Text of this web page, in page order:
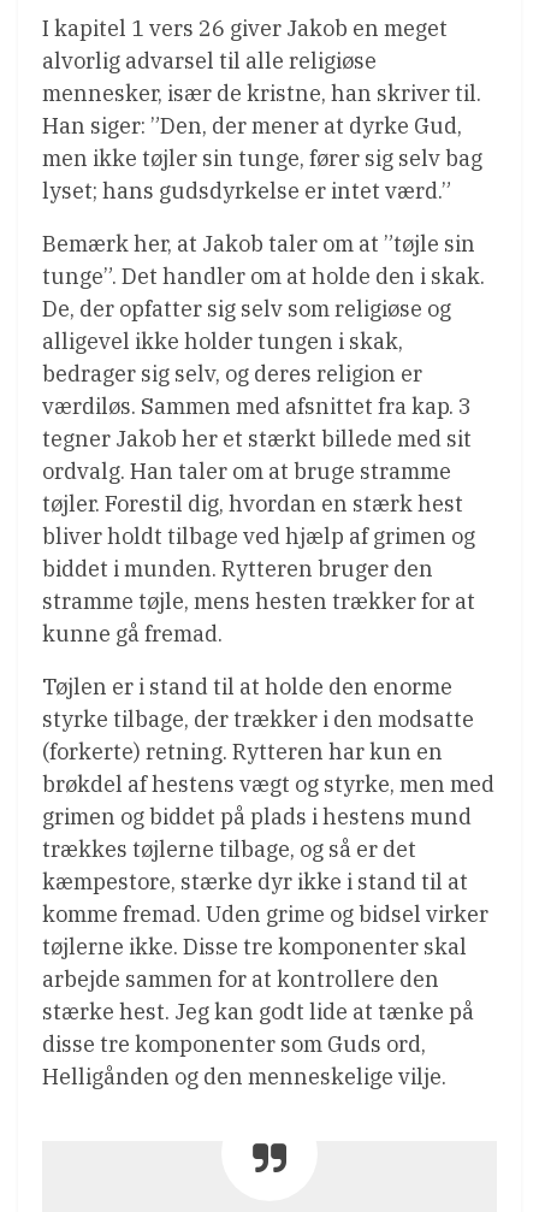
I kapitel 1 vers 26 giver Jakob en meget
alvorlig advarsel til alle religiøse
mennesker, især de kristne, han skriver til.
Han siger: ”Den, der mener at dyrke Gud,
men ikke tøjler sin tunge, fører sig selv bag
lyset; hans gudsdyrkelse er intet værd.”
Bemærk her, at Jakob taler om at ”tøjle sin
tunge”. Det handler om at holde den i skak.
De, der opfatter sig selv som religiøse og
alligevel ikke holder tungen i skak,
bedrager sig selv, og deres religion er
værdiløs. Sammen med afsnittet fra kap. 3
tegner Jakob her et stærkt billede med sit
ordvalg. Han taler om at bruge stramme
tøjler. Forestil dig, hvordan en stærk hest
bliver holdt tilbage ved hjælp af grimen og
biddet i munden. Rytteren bruger den
stramme tøjle, mens hesten trækker for at
kunne gå fremad.
Tøjlen er i stand til at holde den enorme
styrke tilbage, der trækker i den modsatte
(forkerte) retning. Rytteren har kun en
brøkdel af hestens vægt og styrke, men med
grimen og biddet på plads i hestens mund
trækkes tøjlerne tilbage, og så er det
kæmpestore, stærke dyr ikke i stand til at
komme fremad. Uden grime og bidsel virker
tøjlerne ikke. Disse tre komponenter skal
arbejde sammen for at kontrollere den
stærke hest. Jeg kan godt lide at tænke på
disse tre komponenter som Guds ord,
Helligånden og den menneskelige vilje.